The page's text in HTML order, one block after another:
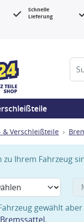
Schnelle
Lieferung
& Verschleißteile
zu Ihrem Fahrzeug
gewählt
Bremssattel.